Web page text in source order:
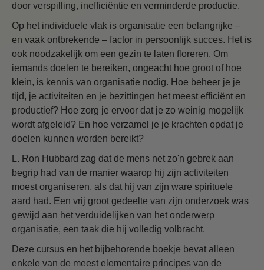
door verspilling, inefficiëntie en verminderde productie.
Op het individuele vlak is organisatie een belangrijke –
en vaak ontbrekende – factor in persoonlijk succes. Het is
ook noodzakelijk om een gezin te laten floreren. Om
iemands doelen te bereiken, ongeacht hoe groot of hoe
klein, is kennis van organisatie nodig. Hoe beheer je je
tijd, je activiteiten en je bezittingen het meest efficiënt en
productief? Hoe zorg je ervoor dat je zo weinig mogelijk
wordt afgeleid? En hoe verzamel je je krachten opdat je
doelen kunnen worden bereikt?
L. Ron Hubbard zag dat de mens net zo'n gebrek aan
begrip had van de manier waarop hij zijn activiteiten
moest organiseren, als dat hij van zijn ware spirituele
aard had. Een vrij groot gedeelte van zijn onderzoek was
gewijd aan het verduidelijken van het onderwerp
organisatie, een taak die hij volledig volbracht.
Deze cursus en het bijbehorende boekje bevat alleen
enkele van de meest elementaire principes van de